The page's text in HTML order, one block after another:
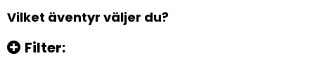
Vilket äventyr väljer du?
Filter: